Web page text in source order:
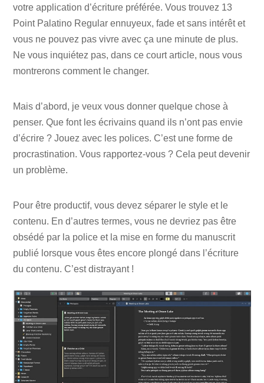
votre application d’écriture préférée. Vous trouvez 13
Point Palatino Regular ennuyeux, fade et sans intérêt et
vous ne pouvez pas vivre avec ça une minute de plus.
Ne vous inquiétez pas, dans ce court article, nous vous
montrerons comment le changer.
Mais d’abord, je veux vous donner quelque chose à
penser. Que font les écrivains quand ils n’ont pas envie
d’écrire ? Jouez avec les polices. C’est une forme de
procrastination. Vous rapportez-vous ? Cela peut devenir
un problème.
Pour être productif, vous devez séparer le style et le
contenu. En d’autres termes, vous ne devriez pas être
obsédé par la police et la mise en forme du manuscrit
publié lorsque vous êtes encore plongé dans l’écriture
du contenu. C’est distrayant !